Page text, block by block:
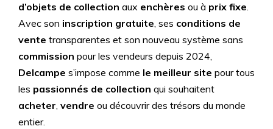
d’objets de collection aux enchères ou à prix fixe.
Avec son inscription gratuite, ses conditions de
vente transparentes et son nouveau système sans
commission pour les vendeurs depuis 2024,
Delcampe s’impose comme le meilleur site pour tous
les passionnés de collection qui souhaitent
acheter, vendre ou découvrir des trésors du monde
entier.